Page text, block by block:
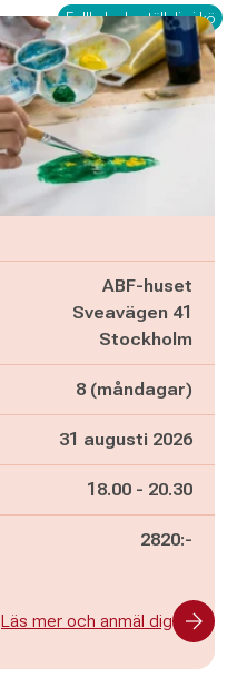
Fullbokad - ställ dig i kö
ABF-huset
Sveavägen 41
Stockholm
8 (måndagar)
31 augusti 2026
Pågår mellan
18.00 - och
20.30
2820:-
Läs mer och anmäl dig